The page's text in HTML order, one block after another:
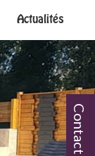
Contact
Actualités